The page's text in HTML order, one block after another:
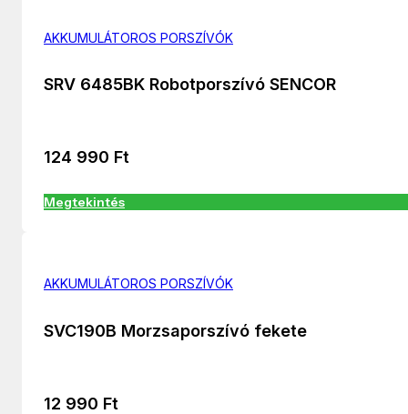
AKKUMULÁTOROS PORSZÍVÓK
SRV 6485BK Robotporszívó SENCOR
124 990 Ft
Megtekintés
AKKUMULÁTOROS PORSZÍVÓK
SVC190B Morzsaporszívó fekete
12 990 Ft